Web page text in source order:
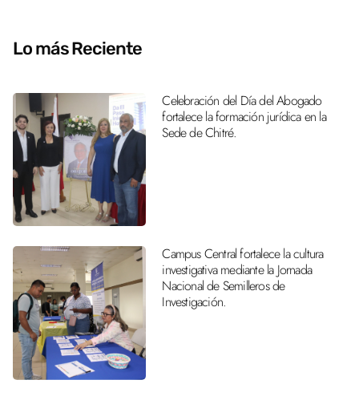
Lo más Reciente
Celebración del Día del Abogado
fortalece la formación jurídica en la
Sede de Chitré.
Campus Central fortalece la cultura
investigativa mediante la Jornada
Nacional de Semilleros de
Investigación.